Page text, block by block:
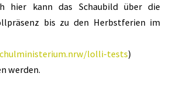
hier kann das Schaubild über die
bis zu den Herbstferien im
lolli-tests)
werden.